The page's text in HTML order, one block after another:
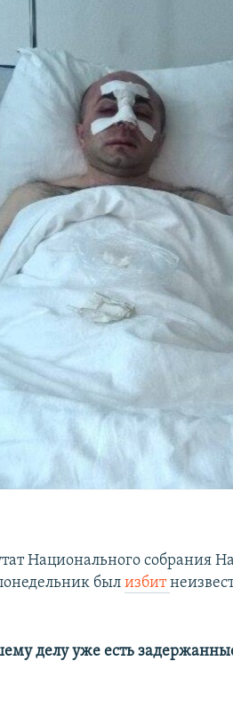
Национального собрания
былизбит
делу уже есть